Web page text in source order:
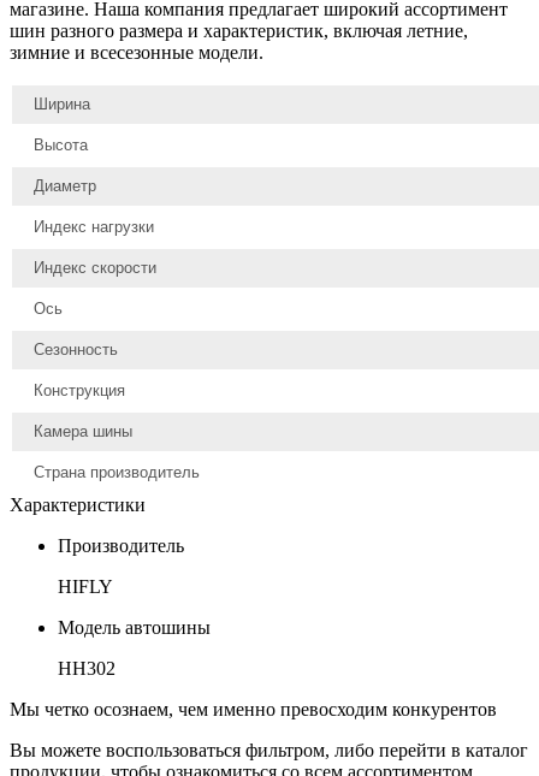
магазине. Наша компания предлагает широкий ассортимент
шин разного размера и характеристик, включая летние,
зимние и всесезонные модели.
Ширина
Высота
Диаметр
Индекс нагрузки
Индекс скорости
Ось
Сезонность
Конструкция
Камера шины
Страна производитель
Характеристики
Производитель
HIFLY
Модель автошины
HH302
Мы четко осознаем, чем именно превосходим конкурентов
Вы можете воспользоваться фильтром, либо перейти в каталог